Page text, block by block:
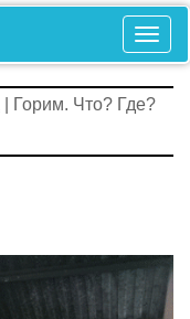
| Горим. Что? Где?